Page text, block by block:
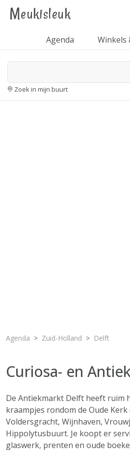
Meukisleuk
Agenda Winkels
Zoek in mijn buurt
Agenda Zuid-Holland Delft
Curiosa- en
De Antiekmarkt Delft heeft ruim
kraampjes rondom de Oude Kerk
Voldersgracht, Wijnhaven,
Hippolytusbuurt. Je koopt er
glaswerk, prenten en oude